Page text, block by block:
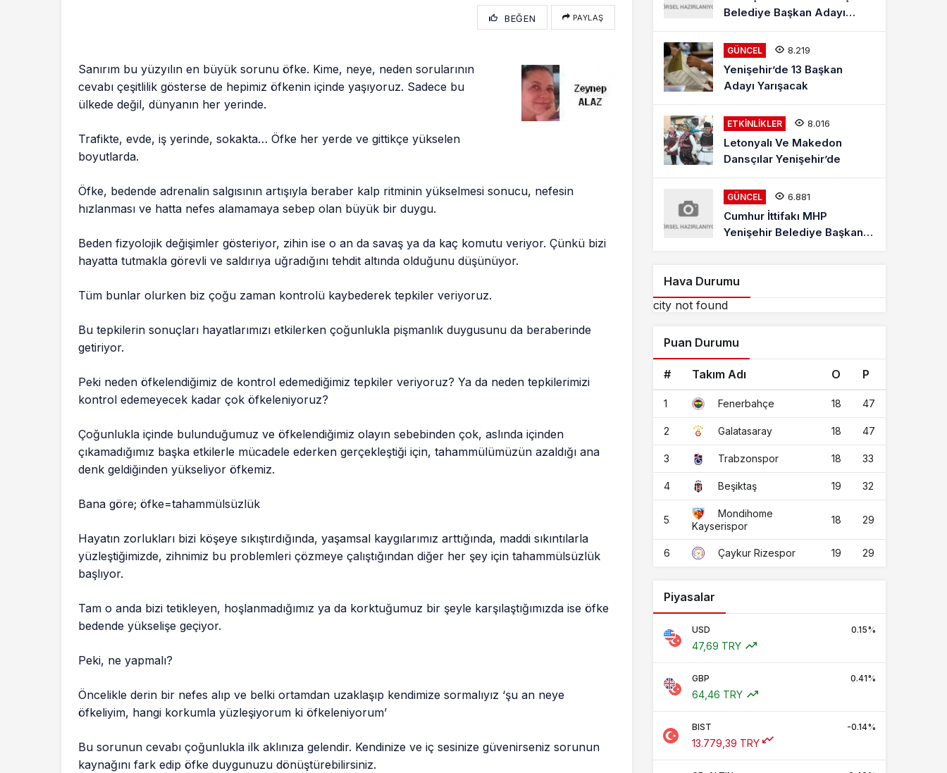
BEĞEN PAYLAŞ
Sanırım bu yüzyılın en büyük sorunu öfke. Kime, neye, neden sorularının
cevabı çeşitlilik gösterse de hepimiz öfkenin içinde yaşıyoruz. Sadece bu
ülkede değil, dünyanın her yerinde.
Trafikte, evde, iş yerinde, sokakta… Öfke her yerde ve gittikçe yükselen
boyutlarda.
Öfke, bedende adrenalin salgısının artışıyla beraber kalp ritminin yükselmesi sonucu, nefesin
hızlanması ve hatta nefes alamamaya sebep olan büyük bir duygu.
Beden fizyolojik değişimler gösteriyor, zihin ise o an da savaş ya da kaç komutu veriyor. Çünkü bizi
hayatta tutmakla görevli ve saldırıya uğradığını tehdit altında olduğunu düşünüyor.
Tüm bunlar olurken biz çoğu zaman kontrolü kaybederek tepkiler veriyoruz.
Bu tepkilerin sonuçları hayatlarımızı etkilerken çoğunlukla pişmanlık duygusunu da beraberinde
getiriyor.
Peki neden öfkelendiğimiz de kontrol edemediğimiz tepkiler veriyoruz? Ya da neden tepkilerimizi
kontrol edemeyecek kadar çok öfkeleniyoruz?
Çoğunlukla içinde bulunduğumuz ve öfkelendiğimiz olayın sebebinden çok, aslında içinden
çıkamadığımız başka etkilerle mücadele ederken gerçekleştiği için, tahammülümüzün azaldığı ana
denk geldiğinden yükseliyor öfkemiz.
Bana göre; öfke=tahammülsüzlük
Hayatın zorlukları bizi köşeye sıkıştırdığında, yaşamsal kaygılarımız arttığında, maddi sıkıntılarla
yüzleştiğimizde, zihnimiz bu problemleri çözmeye çalıştığından diğer her şey için tahammülsüzlük
başlıyor.
Tam o anda bizi tetikleyen, hoşlanmadığımız ya da korktuğumuz bir şeyle karşılaştığımızda ise öfke
bedende yükselişe geçiyor.
Peki, ne yapmalı?
Öncelikle derin bir nefes alıp ve belki ortamdan uzaklaşıp kendimize sormalıyız ‘şu an neye
öfkeliyim, hangi korkumla yüzleşiyorum ki öfkeleniyorum’
Bu sorunun cevabı çoğunlukla ilk aklınıza gelendir. Kendinize ve iç sesinize güvenirseniz sorunun
kaynağını fark edip öfke duygunuzu dönüştürebilirsiniz.
Belediye Başkan Adayı
Mehmet Kaya Röportajı
GÜNCEL 8.219
Yenişehir’de 13 Başkan
Adayı Yarışacak
ETKINLIKLER 8.016
Letonyalı Ve Makedon
Dansçılar Yenişehir’de
GÜNCEL 6.881
Cumhur İttifakı MHP
Yenişehir Belediye Başkan
Hava Durumu
city not found
Puan Durumu
# Takım Adı O P
1 Fenerbahçe 18 47
2 Galatasaray 18 47
3 Trabzonspor 18 33
4 Beşiktaş 19 32
5
Mondihome
Kayserispor
18 29
6 Çaykur Rizespor 19 29
Piyasalar
USD 0.15%
47,69 TRY
GBP 0.41%
64,46 TRY
BIST -0.14%
13.779,39 TRY